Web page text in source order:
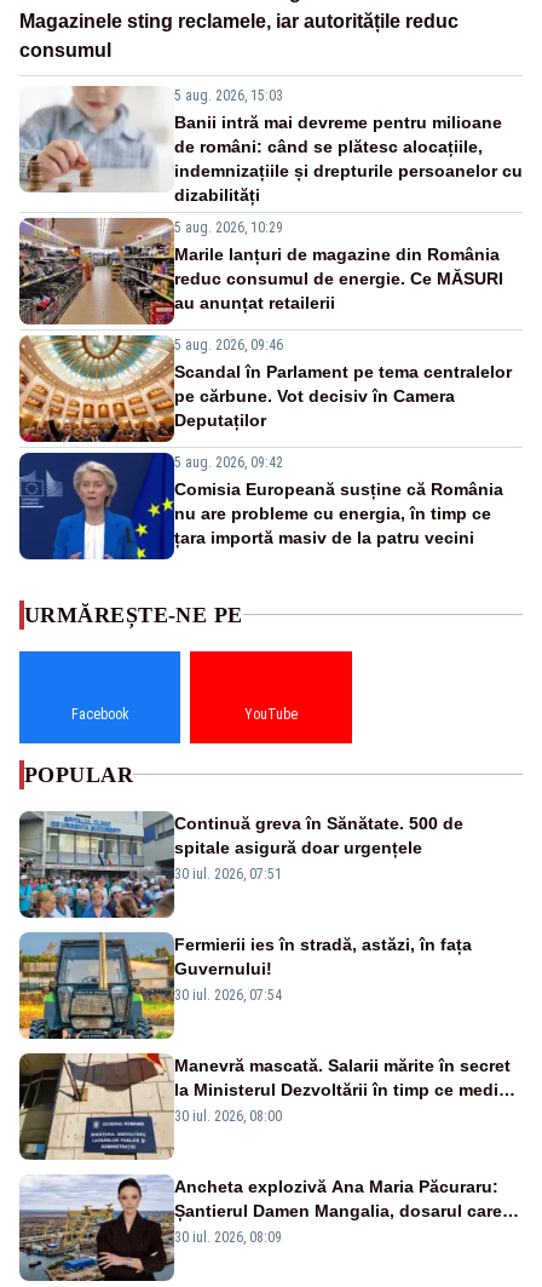
Magazinele sting reclamele, iar autoritățile reduc
consumul
5 aug. 2026, 15:03
Banii intră mai devreme pentru milioane
de români: când se plătesc alocațiile,
indemnizațiile și drepturile persoanelor cu
dizabilități
5 aug. 2026, 10:29
Marile lanțuri de magazine din România
reduc consumul de energie. Ce MĂSURI
au anunțat retailerii
5 aug. 2026, 09:46
Scandal în Parlament pe tema centralelor
pe cărbune. Vot decisiv în Camera
Deputaților
5 aug. 2026, 09:42
Comisia Europeană susține că România
nu are probleme cu energia, în timp ce
țara importă masiv de la patru vecini
URMĂREȘTE-NE PE
Facebook YouTube
POPULAR
Continuă greva în Sănătate. 500 de
spitale asigură doar urgențele
30 iul. 2026, 07:51
Fermierii ies în stradă, astăzi, în fața
Guvernului!
30 iul. 2026, 07:54
Manevră mascată. Salarii mărite în secret
la Ministerul Dezvoltării în timp ce medicii
ies în stradă
30 iul. 2026, 08:00
Ancheta explozivă Ana Maria Păcuraru:
Șantierul Damen Mangalia, dosarul care
scufundă apărarea României
30 iul. 2026, 08:09